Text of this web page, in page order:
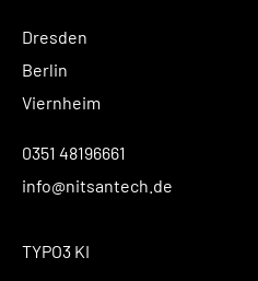
Dresden
Berlin
Viernheim
0351 48196661
info@nitsantech.de
TYPO3 KI